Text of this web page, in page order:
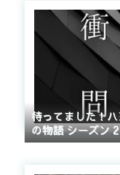
待ってました！
の物語 シーズン